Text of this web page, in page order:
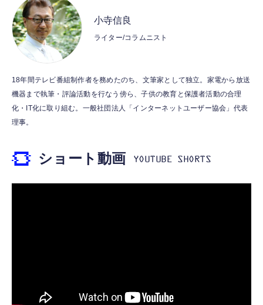
MFi認証 【ハイレゾ音質】 内蔵DAC 遅延な
し 48ビット/96KHz 音量調節対応
【HIFI音質】iphone イヤホンジャック ライ
トニング イヤホン 変換 MFI認証 4極 内蔵
DAC 遅延なし 音量調節/音楽
寝ホン 睡眠用イヤホン 寝ながら 痛くない 超
軽量2.8g ASMR推薦 ワイヤレス
ット）
￥53,900
霊界コミュニケーションロボット BAKETAN
WARASHI ばけたん ワラシ 桃 MOMO
￥5,400
ジングベース付き ロペット 充電ベース付き
感情成長型 AI搭載 ペットロボット コミュニ
￥55,782
小寺信良
ライター/コラムニスト
18年間テレビ番組制作者を務めたのち、文筆家として独立。家電から放送
機器まで執筆・評論活動を行なう傍ら、子供の教育と保護者活動の合理
化・IT化に取り組む。一般社団法人「インターネットユーザー協会」代表
理事。
ショート動画